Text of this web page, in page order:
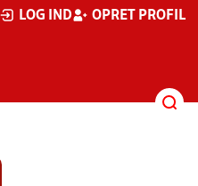
LOG IND OPRET PROFIL